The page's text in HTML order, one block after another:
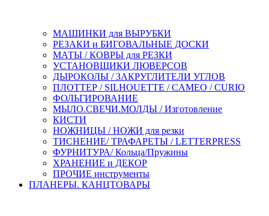
МАШИНКИ для ВЫРУБКИ
РЕЗАКИ и БИГОВАЛЬНЫЕ ДОСКИ
МАТЫ / КОВРЫ для РЕЗКИ
УСТАНОВЩИКИ ЛЮВЕРСОВ
ДЫРОКОЛЫ / ЗАКРУГЛИТЕЛИ УГЛОВ
ПЛОТТЕР / SILHOUETTE / CAMEO / CURIO
ФОЛЬГИРОВАНИЕ
МЫЛО.СВЕЧИ.МОЛДЫ / Изготовление
КИСТИ
НОЖНИЦЫ / НОЖИ для резки
ТИСНЕНИЕ/ ТРАФАРЕТЫ / LETTERPRESS
ФУРНИТУРА/ Кольца/Пружины
ХРАНЕНИЕ и ДЕКОР
ПРОЧИЕ инструменты
ПЛАНЕРЫ. КАНЦТОВАРЫ